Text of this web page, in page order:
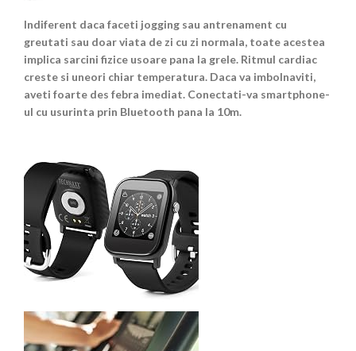
Indiferent daca faceti jogging sau antrenament cu
greutati sau doar viata de zi cu zi normala, toate acestea
implica sarcini fizice usoare pana la grele. Ritmul cardiac
creste si uneori chiar temperatura. Daca va imbolnaviti,
aveti foarte des febra imediat. Conectati-va smartphone-
ul cu usurinta prin Bluetooth pana la 10m.